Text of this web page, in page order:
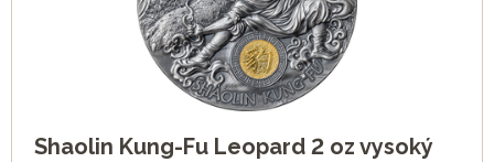
Shaolin Kung-Fu Leopard 2 oz vysoký